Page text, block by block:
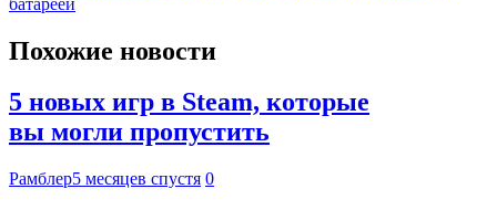
Похожие новости
5 новых игр в Steam, которые
вы могли пропустить
Рамблер5 месяцев спустя 0